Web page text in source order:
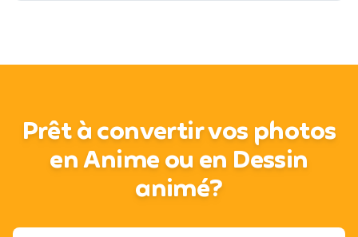
Prêt à convertir vos photos
en Anime ou en Dessin
animé?